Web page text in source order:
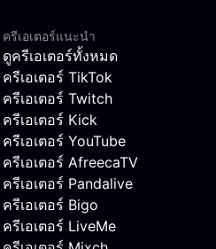
ครีเอเตอร์แนะนำ
ดูครีเอเตอร์ทั้งหมด
ครีเอเตอร์ TikTok
ครีเอเตอร์ Twitch
ครีเอเตอร์ Kick
ครีเอเตอร์ YouTube
ครีเอเตอร์ AfreecaTV
ครีเอเตอร์ Pandalive
ครีเอเตอร์ Bigo
ครีเอเตอร์ LiveMe